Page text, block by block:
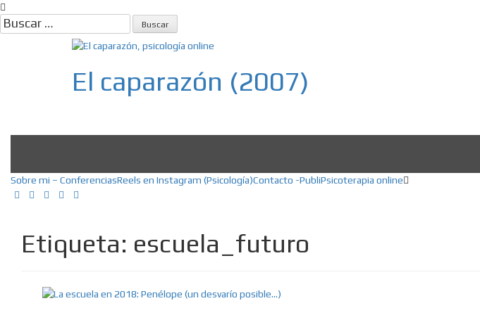
Skip
to
content
Buscar:
El caparazón (2007)
Sobre mi – ConferenciasReels en Instagram (Psicología)Contacto -PubliPsicoterapia online
Etiqueta: escuela_futuro